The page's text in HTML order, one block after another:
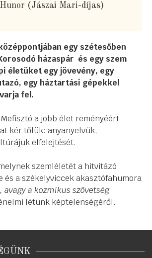
(Jászai Mari-díjas)
egy szétesőben
házaspár és egy szem
életüket egy jövevény, egy
egy háztartási gépekkel
fel.
a jobb élet reményéért
kér tőlük: anyanyelvük,
elfelejtését.
szemléletét a hitvitázó
és a székelyviccek akasztófahumora
avagy a kozmikus szövetség
létünk képtelenségéről.